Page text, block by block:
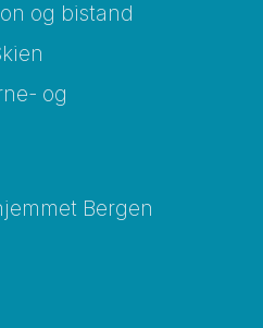
og bistand
og
Bergen